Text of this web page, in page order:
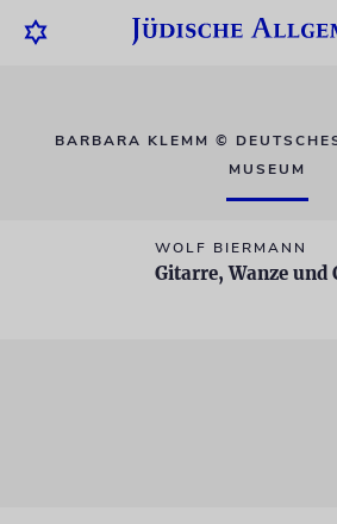
BARBARA KLEMM ©
MUSEUM
WOLF BIERMANN
Gitarre, Wanze und